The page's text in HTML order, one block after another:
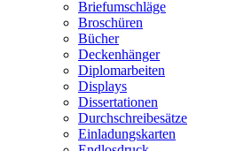
Briefumschläge
Broschüren
Bücher
Deckenhänger
Diplomarbeiten
Displays
Dissertationen
Durchschreibesätze
Einladungskarten